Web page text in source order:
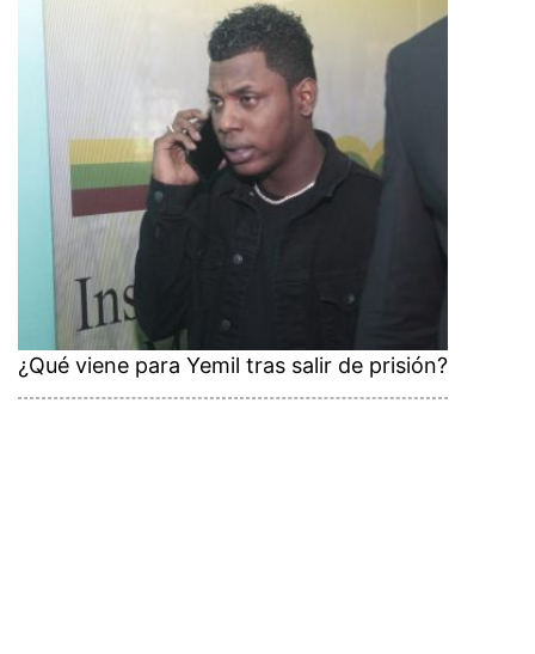
¿Qué viene para Yemil tras salir de prisión?